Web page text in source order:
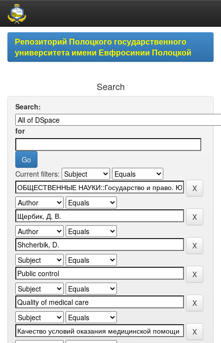
Skip
navigationРепозиторий Полоцкого государственного
университета имени Евфросинии Полоцкой
Search
Search:
for
Current filters: